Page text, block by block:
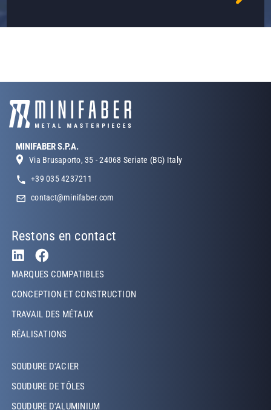
MINIFABER S.P.A.
Via Brusaporto, 35 - 24068 Seriate (BG) Italy
+39 035 4237211
contact@minifaber.com
Restons en contact
Footer Left
MARQUES COMPATIBLES
CONCEPTION ET CONSTRUCTION
TRAVAIL DES MÉTAUX
RÉALISATIONS
Footer Left Middle
SOUDURE D'ACIER
SOUDURE DE TÔLES
SOUDURE D'ALUMINIUM